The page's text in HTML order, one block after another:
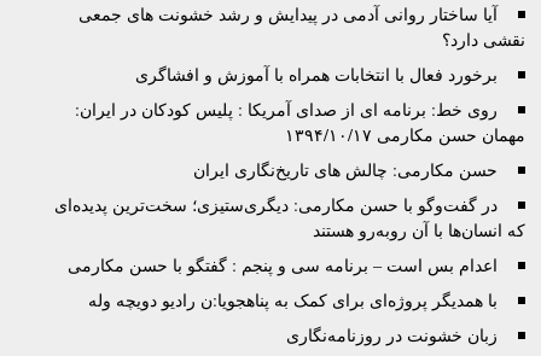
آیا ساختار روانی آدمی در پیدایش و رشد خشونت های جمعی
نقشی دارد؟
برخورد فعال با انتخابات همراه با آموزش و افشاگری
روی خط: برنامه ای از صدای آمریکا : پلیس کودکان در ایران:
مهمان حسن مکارمی ۱۳۹۴/۱۰/۱۷
حسن مکارمی: چالش های تاریخ‌نگاری ایران
در گفت‌وگو با حسن مکارمی: دیگری‌ستیزی؛ سخت‌ترین پدیده‌ای
که انسان‌ها با آن روبه‌رو هستند
اعدام بس است – برنامه سی و پنجم : گفتگو با حسن مکارمی
با همدیگر پروژه‌‌ای برای کمک به پناهجویا:ن رادیو دویچه وله
زبان خشونت در روزنامه‌نگاری